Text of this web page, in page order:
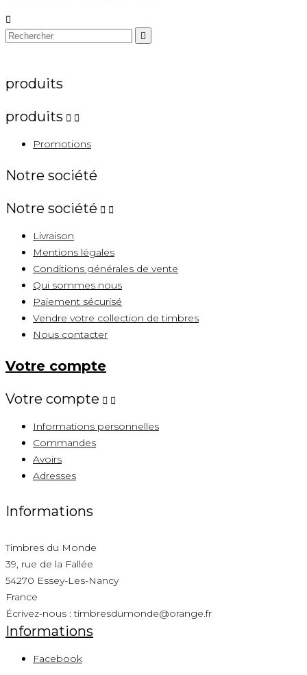


produits
produits  
Promotions
Notre société
Notre société  
Livraison
Mentions légales
Conditions générales de vente
Qui sommes nous
Paiement sécurisé
Vendre votre collection de timbres
Nous contacter
Votre compte
Votre compte  
Informations personnelles
Commandes
Avoirs
Adresses
Informations
Timbres du Monde
39, rue de la Fallée
54270 Essey-Les-Nancy
France
Écrivez-nous :timbresdumonde@orange.fr
Informations
Facebook